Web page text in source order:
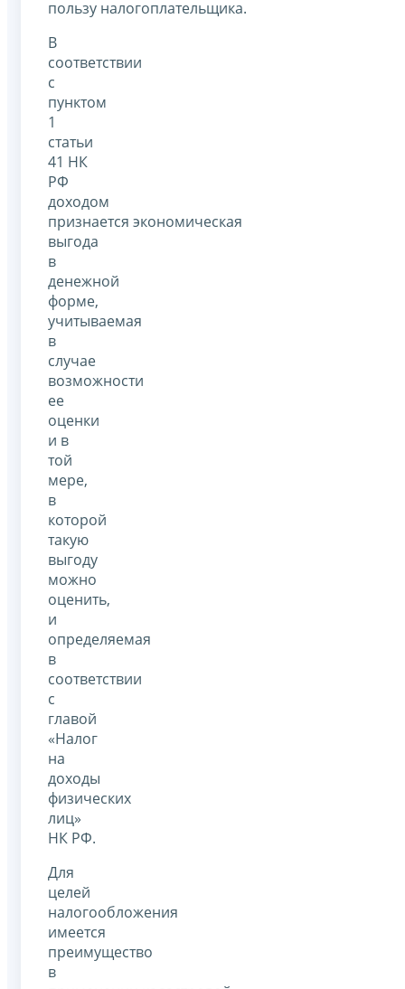
пользу налогоплательщика.
В
соответствии
с
пунктом
1
статьи
41 НК
РФ
доходом
признается экономическая
выгода
в
денежной
форме,
учитываемая
в
случае
возможности
ее
оценки
и в
той
мере,
в
которой
такую
выгоду
можно
оценить,
и
определяемая
в
соответствии
с
главой
«Налог
на
доходы
физических
лиц»
НК РФ.
Для
целей
налогообложения
имеется
преимущество
в